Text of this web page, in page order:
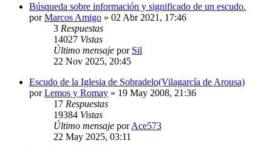
Búsqueda sobre información y significado de un escudo.
porMarcos Amigo » 02 Abr 2021, 17:46
3 Respuestas
14027 Vistas
Último mensaje por Sil
22 Nov 2025, 20:45
Escudo de la Iglesia de Sobradelo(Vilagarcía de Arousa)
porLemos y Romay » 19 May 2008, 21:36
17 Respuestas
19384 Vistas
Último mensaje porAce573
22 May 2025, 03:11